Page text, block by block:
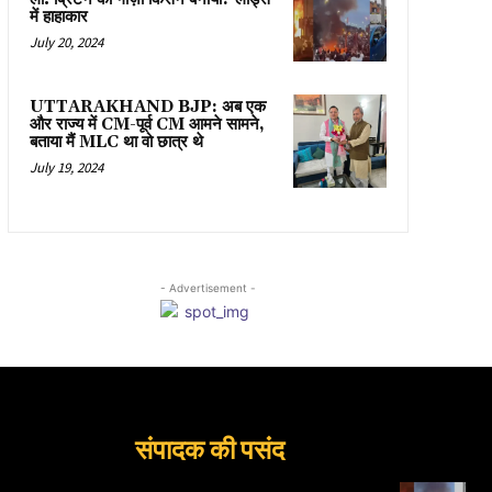
में हाहाकार
July 20, 2024
UTTARAKHAND BJP: अब एक
और राज्य में CM-पूर्व CM आमने सामने,
बताया मैं MLC था वो छात्र थे
July 19, 2024
- Advertisement -
संपादक की पसंद